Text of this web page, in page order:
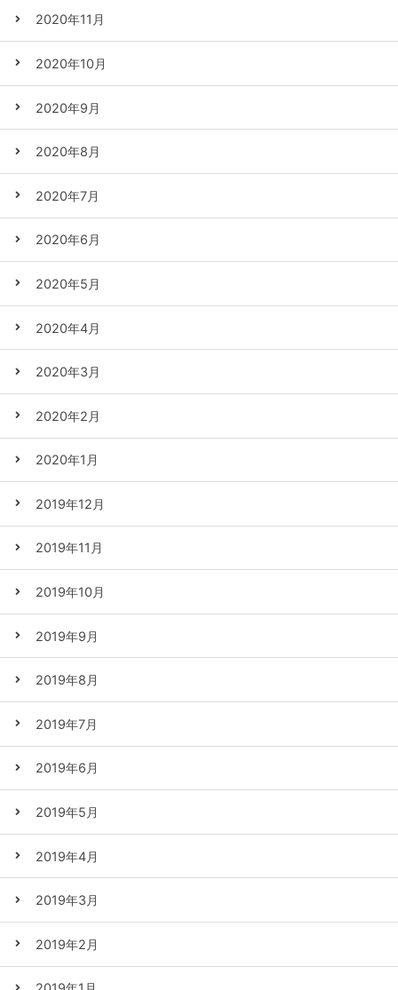
2020年11月
2020年10月
2020年9月
2020年8月
2020年7月
2020年6月
2020年5月
2020年4月
2020年3月
2020年2月
2020年1月
2019年12月
2019年11月
2019年10月
2019年9月
2019年8月
2019年7月
2019年6月
2019年5月
2019年4月
2019年3月
2019年2月